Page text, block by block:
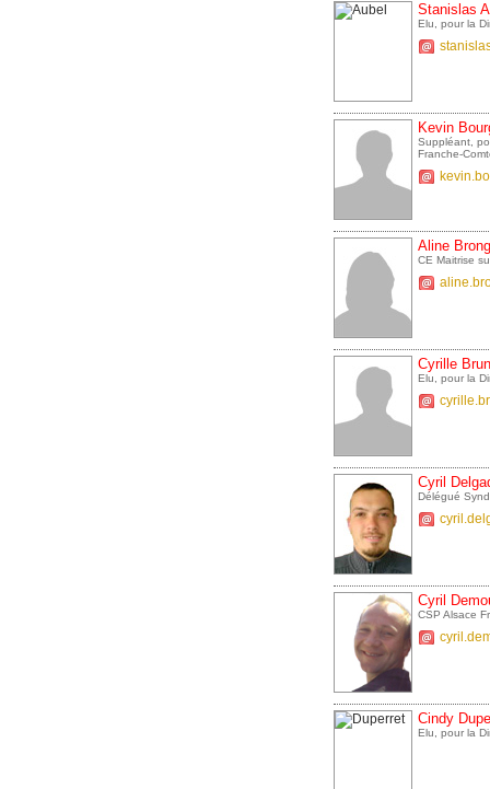
Stanislas
Elu, pour la
Kevin
Suppléant,
Franche-
Aline
CE Maitrise
Cyrille
Elu, pour la
Cyril
Délégué
Cyril
CSP Alsace
Cindy
Elu, pour la